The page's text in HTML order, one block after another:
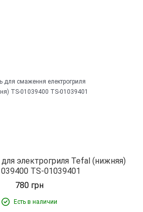
электрогриля Tefal (нижняя)
TS-01039401
780 грн
Есть в наличии